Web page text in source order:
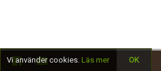
Vi använder cookies. Läs mer OK